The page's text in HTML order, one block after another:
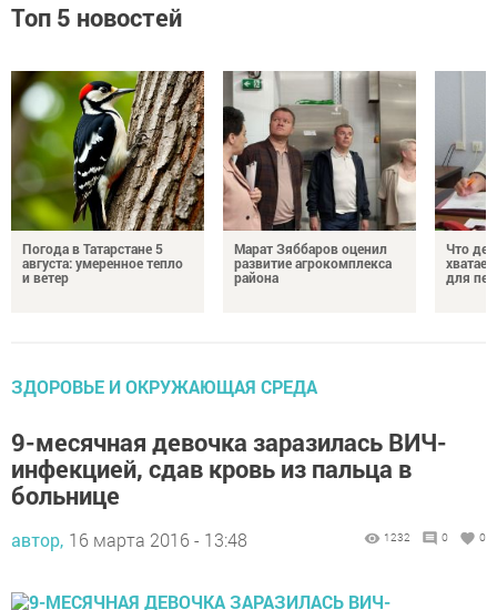
Топ 5 новостей
Погода в Татарстане 5
августа: умеренное тепло
и ветер
Марат Зяббаров оценил
развитие агрокомплекса
района
Что
для
ЗДОРОВЬЕ И ОКРУЖАЮЩАЯ СРЕДА
9-месячная девочка заразилась ВИЧ-
инфекцией, сдав кровь из пальца в
больнице
автор, 16 марта 2016 - 13:48 1232 0 0